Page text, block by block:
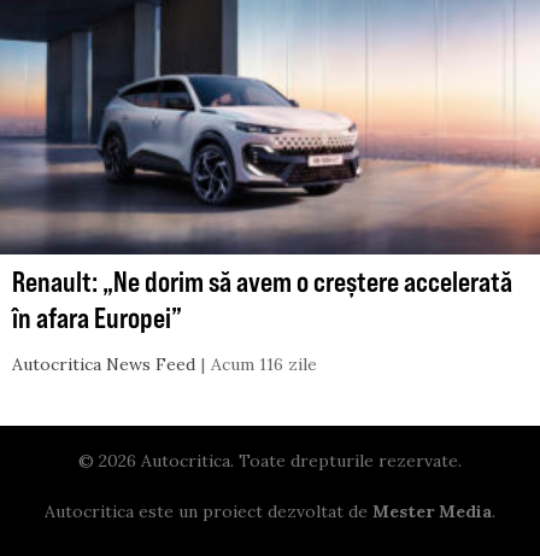
Renault: „Ne dorim să avem o creștere accelerată
în afara Europei”
Autocritica News Feed Acum 116 zile
© 2026 Autocritica. Toate drepturile rezervate.
Autocritica este un proiect dezvoltat de Mester Media.